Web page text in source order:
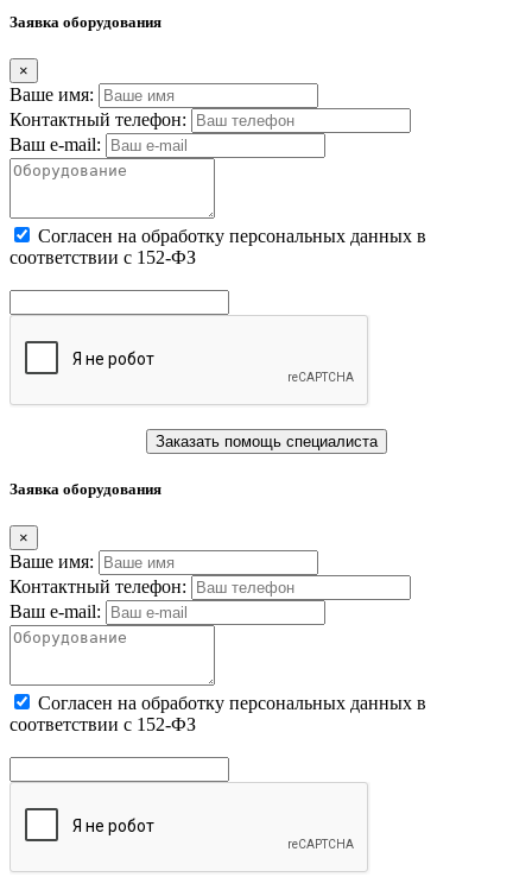
Заявка оборудования
×
Ваше имя:
Контактный телефон:
Ваш e-mail:
Cогласен на обработку персональных данных в
соответствии с 152-ФЗ
Заказать помощь специалиста
Заявка оборудования
×
Ваше имя:
Контактный телефон:
Ваш e-mail:
Cогласен на обработку персональных данных в
соответствии с 152-ФЗ